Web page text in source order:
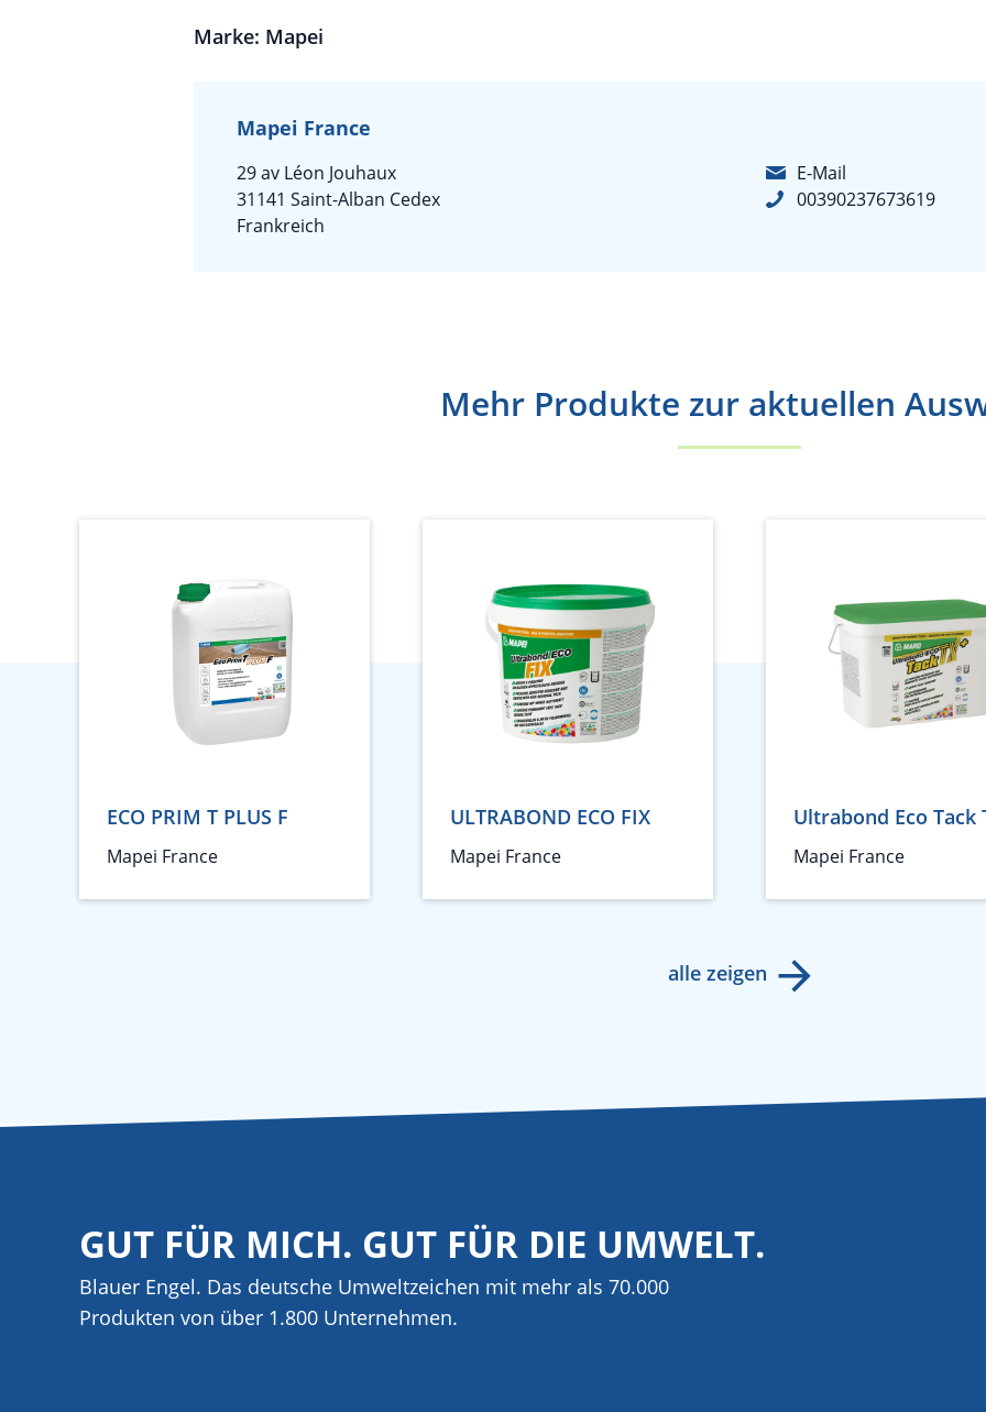
Marke: Mapei
Mapei France
29 av Léon Jouhaux
31141 Saint-Alban Cedex
Frankreich
E-Mail
00390237673619
Mehr Produkte zur aktuellen
ECO PRIM T PLUS F
Mapei France
ULTRABOND ECO FIX
Mapei France
Ultrabond Eco Tack
Mapei France
alle zeigen
GUT FÜR MICH. GUT FÜR DIE UMWELT.
Blauer Engel. Das deutsche Umweltzeichen mit mehr als 70.000
Produkten von über 1.800 Unternehmen.